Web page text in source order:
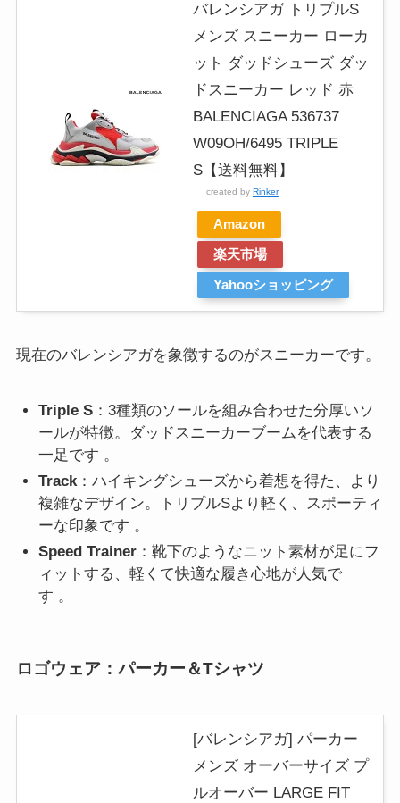
バレンシアガ トリプルS
メンズ スニーカー ローカ
ット ダッドシューズ ダッ
ドスニーカー レッド 赤
BALENCIAGA 536737
W09OH/6495 TRIPLE
S【送料無料】
created by Rinker
Amazon
楽天市場
Yahooショッピング
現在のバレンシアガを象徴するのがスニーカーです。
Triple S ：3種類のソールを組み合わせた分厚いソ
ールが特徴。ダッドスニーカーブームを代表する
一足です 。
Track：ハイキングシューズから着想を得た、より
複雑なデザイン。トリプルSより軽く、スポーティ
ーな印象です 。
Speed Trainer ：靴下のようなニット素材が足にフ
ィットする、軽くて快適な履き心地が人気で
す 。
ロゴウェア：パーカー＆Tシャツ
[バレンシアガ] パーカー
メンズ オーバーサイズ プ
ルオーバー LARGE FIT